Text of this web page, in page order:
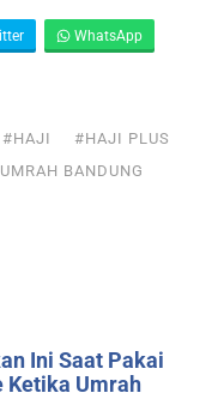
WhatsApp
#HAJI
#HAJI PLUS
BANDUNG
Ini Saat Pakai
Ketika Umrah